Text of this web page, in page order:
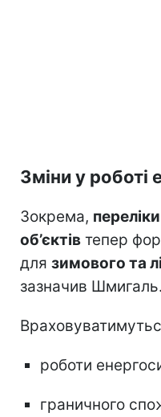
Зміни у роботі
Зокрема,
об’єктів тепер
для зимового та
зазначив Шмигаль.
роботи
граничного